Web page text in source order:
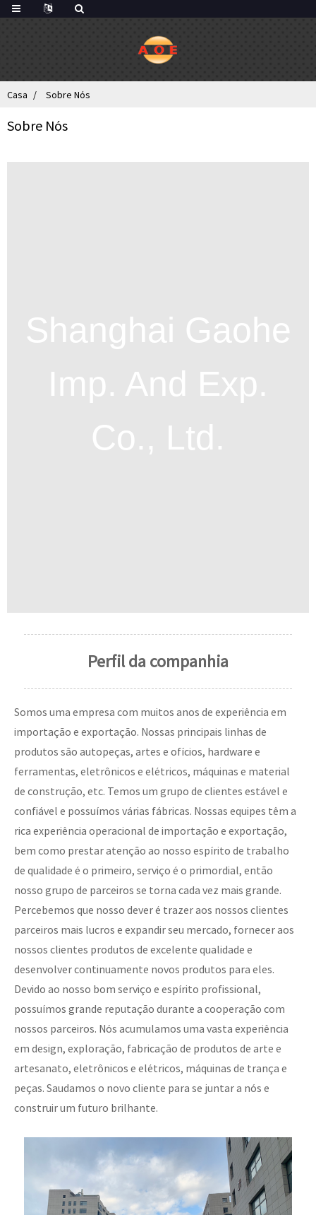
Casa Sobre Nós
Sobre Nós
Shanghai Gaohe
Imp. And Exp.
Co., Ltd.
Perfil da companhia
Somos uma empresa com muitos anos de experiência em
importação e exportação. Nossas principais linhas de
produtos são autopeças, artes e ofícios, hardware e
ferramentas, eletrônicos e elétricos, máquinas e material
de construção, etc. Temos um grupo de clientes estável e
confiável e possuímos várias fábricas. Nossas equipes têm a
rica experiência operacional de importação e exportação,
bem como prestar atenção ao nosso espírito de trabalho
de qualidade é o primeiro, serviço é o primordial, então
nosso grupo de parceiros se torna cada vez mais grande.
Percebemos que nosso dever é trazer aos nossos clientes
parceiros mais lucros e expandir seu mercado, fornecer aos
nossos clientes produtos de excelente qualidade e
desenvolver continuamente novos produtos para eles.
Devido ao nosso bom serviço e espírito profissional,
possuímos grande reputação durante a cooperação com
nossos parceiros. Nós acumulamos uma vasta experiência
em design, exploração, fabricação de produtos de arte e
artesanato, eletrônicos e elétricos, máquinas de trança e
peças. Saudamos o novo cliente para se juntar a nós e
construir um futuro brilhante.